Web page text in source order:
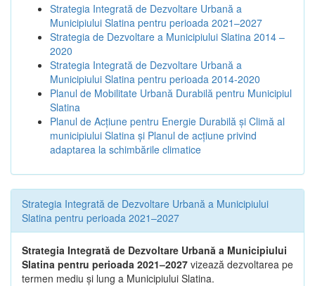
Strategia Integrată de Dezvoltare Urbană a
Municipiului Slatina pentru perioada 2021–2027
Strategia de Dezvoltare a Municipiului Slatina 2014 –
2020
Strategia Integrată de Dezvoltare Urbană a
Municipiului Slatina pentru perioada 2014-2020
Planul de Mobilitate Urbană Durabilă pentru Municipiul
Slatina
Planul de Acţiune pentru Energie Durabilă şi Climă al
municipiului Slatina şi Planul de acţiune privind
adaptarea la schimbările climatice
Strategia Integrată de Dezvoltare Urbană a Municipiului
Slatina pentru perioada 2021–2027
Strategia Integrată de Dezvoltare Urbană a Municipiului
Slatina pentru perioada 2021–2027 vizează dezvoltarea pe
termen mediu și lung a Municipiului Slatina.